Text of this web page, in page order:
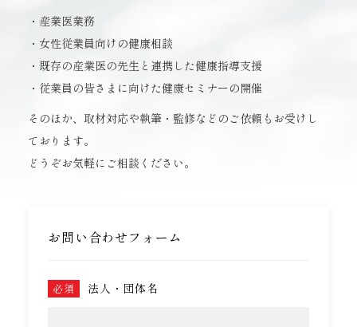
・産業医業務
・女性従業員向けの健康相談
・既存の産業医の先生と連携した健康指導支援
・従業員の皆さまに向けた健康セミナーの開催
そのほか、取材対応や執筆・監修などのご依頼もお受けし
ております。
どうぞお気軽にご相談ください。
お問い合わせフォーム
必須 法人・団体名